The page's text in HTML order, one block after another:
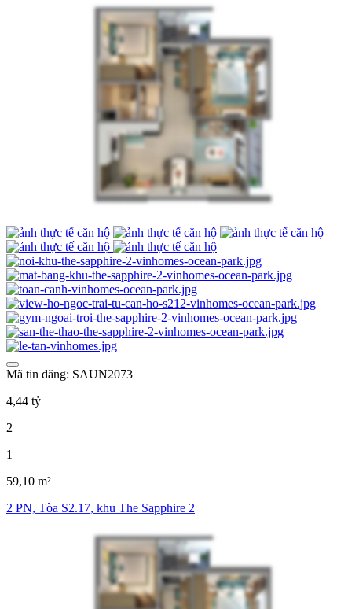
Mã tin đăng: SAUN2073
4,44 tỷ
2
1
59,10 m²
2 PN, Tòa S2.17, khu The Sapphire 2